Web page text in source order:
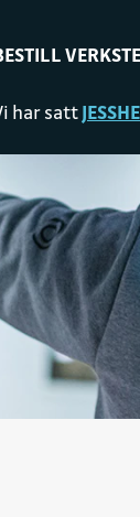
har satt